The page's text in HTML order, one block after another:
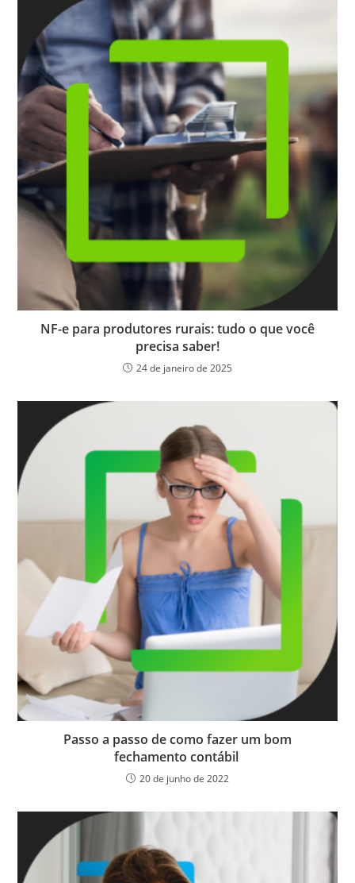
NF-e para produtores rurais: tudo o que você
precisa saber!
24 de janeiro de 2025
Passo a passo de como fazer um bom
fechamento contábil
20 de junho de 2022